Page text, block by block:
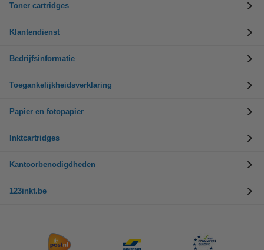
Toner cartridges
Klantendienst
Bedrijfsinformatie
Toegankelijkheidsverklaring
Papier en fotopapier
Inktcartridges
Kantoorbenodigdheden
123inkt.be